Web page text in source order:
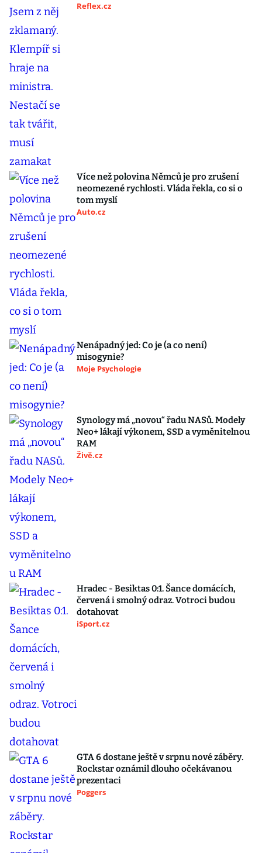
Reflex.cz
Více než polovina Němců je pro zrušení
neomezené rychlosti. Vláda řekla, co si o
tom myslí
Auto.cz
Nenápadný jed: Co je (a co není)
misogynie?
Moje Psychologie
Synology má „novou“ řadu NASů. Modely
Neo+ lákají výkonem, SSD a vyměnitelnou
RAM
Živě.cz
Hradec - Besiktas 0:1. Šance domácích,
červená i smolný odraz. Votroci budou
dotahovat
iSport.cz
GTA 6 dostane ještě v srpnu nové záběry.
Rockstar oznámil dlouho očekávanou
prezentaci
Poggers